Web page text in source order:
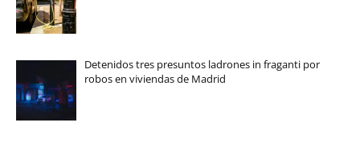
Detenidos tres presuntos ladrones in fraganti por
robos en viviendas de Madrid